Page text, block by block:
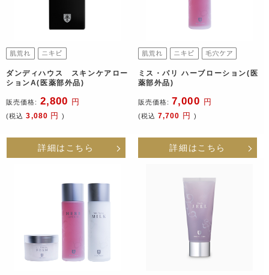
ダンディハウス スキンケアロー
ションA(医薬部外品)
販売価格: 2,800 円
(税込 3,080 円)
詳細はこちら
ミス・パリ ハーブローション(医
薬部外品)
販売価格: 7,000 円
(税込 7,700 円 )
詳細はこちら